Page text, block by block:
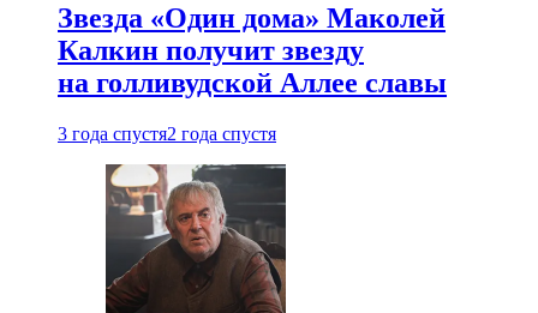
Звезда «Один дома» Маколей
Калкин получит звезду
на голливудской Аллее славы
3 года спустя2 года спустя